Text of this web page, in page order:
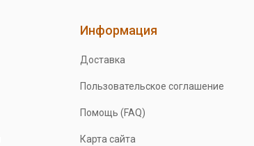
Информация
Доставка
Пользовательское соглашение
Помощь (FAQ)
Карта сайта